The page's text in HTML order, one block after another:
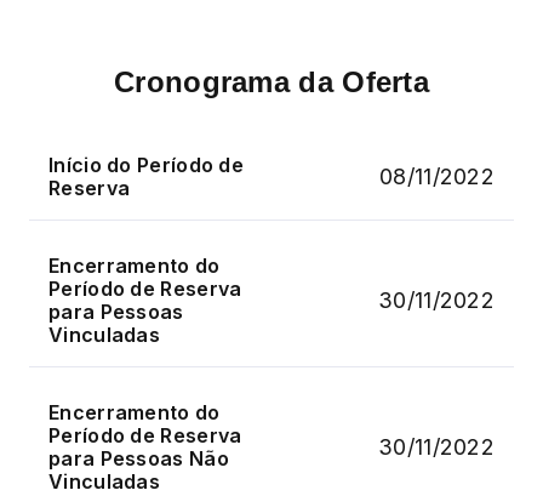
Cronograma da Oferta
Início do Período de
Reserva
08/11/2022
Encerramento do
Período de Reserva
para Pessoas
Vinculadas
30/11/2022
Encerramento do
Período de Reserva
para Pessoas Não
Vinculadas
30/11/2022